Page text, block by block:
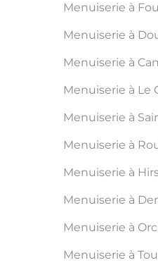
Menuiserie à
Menuiserie à
Menuiserie à
Menuiserie à Le
Menuiserie à
Menuiserie à
Menuiserie à
Menuiserie à
Menuiserie à
Menuiserie à